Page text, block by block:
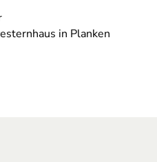
in Planken